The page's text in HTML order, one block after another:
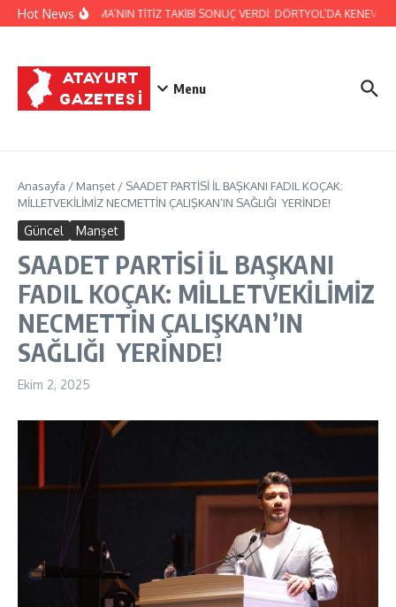
İçeriğe atla
Hot NewsJANDARMA’NIN TİTİZ TAKİBİ SONUÇ VERDİ: DÖRTYOL’DA KENEVİR
Menu
Anasayfa / Manşet / SAADET PARTİSİ İL BAŞKANI FADIL KOÇAK:
MİLLETVEKİLİMİZ NECMETTİN ÇALIŞKAN’IN SAĞLIĞI YERİNDE!
Güncel Manşet
SAADET PARTİSİ İL BAŞKANI
FADIL KOÇAK: MİLLETVEKİLİMİZ
NECMETTİN ÇALIŞKAN’IN
SAĞLIĞI YERİNDE!
Ekim 2, 2025